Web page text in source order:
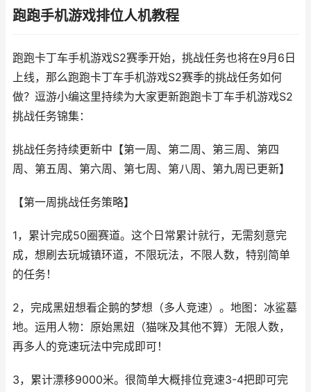
跑跑手机游戏排位人机教程
跑跑卡丁车手机游戏S2赛季开始，挑战任务也将在9月6日
上线，那么跑跑卡丁车手机游戏S2赛季的挑战任务如何
做？逗游小编这里持续为大家更新跑跑卡丁车手机游戏S2
挑战任务锦集：
挑战任务持续更新中【第一周、第二周、第三周、第四
周、第五周、第六周、第七周、第八周、第九周已更新】
【第一周挑战任务策略】
1，累计完成50圈赛道。这个日常累计就行，无需刻意完
成，想刷去玩城镇环道，不限玩法，不限人数，特别简单
的任务！
2，完成黑妞想看企鹅的梦想（多人竞速）。地图：冰鲨墓
地。运用人物：原始黑妞（猫咪及其他不算）无限人数，
再多人的竞速玩法中完成即可！
3，累计漂移9000米。很简单大概排位竞速3-4把即可完